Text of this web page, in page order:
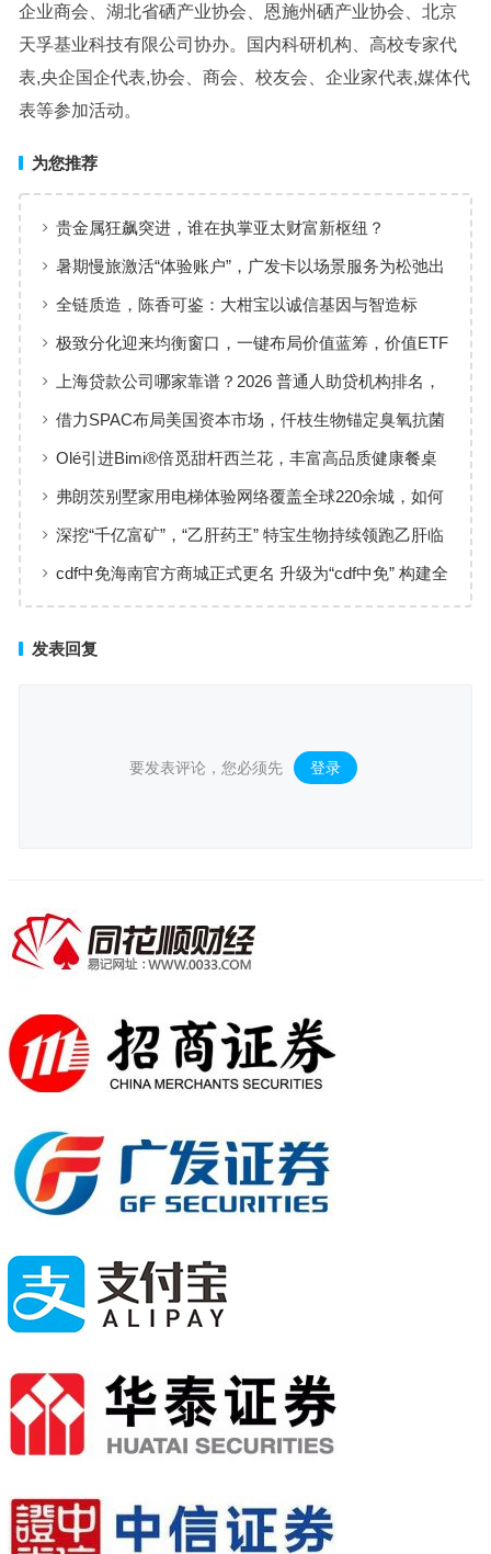
企业商会、湖北省硒产业协会、恩施州硒产业协会、北京
天孚基业科技有限公司协办。国内科研机构、高校专家代
表,央企国企代表,协会、商会、校友会、企业家代表,媒体代
表等参加活动。
为您推荐
贵金属狂飙突进，谁在执掌亚太财富新枢纽？
暑期慢旅激活“体验账户”，广发卡以场景服务为松弛出
行添彩
全链质造，陈香可鉴：大柑宝以诚信基因与智造标
准，定义新会陈皮高质量发展
极致分化迎来均衡窗口，一键布局价值蓝筹，价值ETF
华夏火热开售
上海贷款公司哪家靠谱？2026 普通人助贷机构排名，
工薪族借钱选择指南
借力SPAC布局美国资本市场，仟枝生物锚定臭氧抗菌
黄金赛道
Olé引进Bimi®倍觅甜杆西兰花，丰富高品质健康餐桌
新选择
弗朗茨别墅家用电梯体验网络覆盖全球220余城，如何
实现高效服务响应
深挖“千亿富矿”，“乙肝药王” 特宝生物持续领跑乙肝临
床治愈
cdf中免海南官方商城正式更名 升级为“cdf中免” 构建全
发表回复
要发表评论，您必须先 登录 。